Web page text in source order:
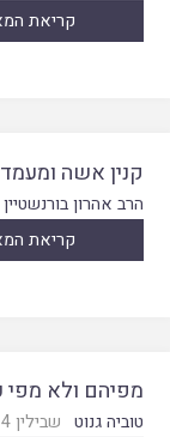
קריאת
קנין אשה
הרב אהרון בורנשטיין
קריאת
מפיהם ולא מפי
טוביה גנוט שבילין 4